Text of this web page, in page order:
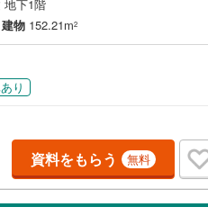
地下1階
建物 152.21m2
り
資料をもらう 無料